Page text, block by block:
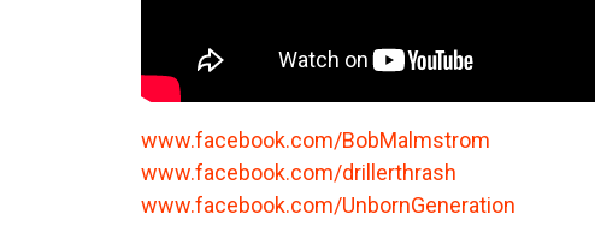
www.facebook.com/BobMalmstrom
www.facebook.com/drillerthrash
www.facebook.com/UnbornGeneration